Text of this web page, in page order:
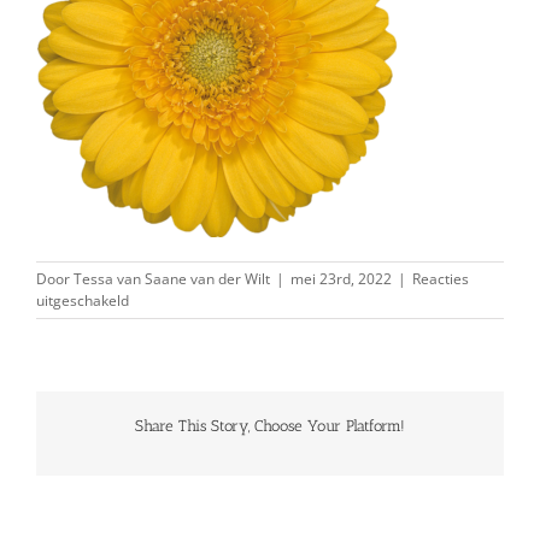
DoorTessa van Saane van der Wilt | mei 23rd, 2022 | Reacties
uitgeschakeldvoor
Gerbera
Share This Story, Choose Your Platform!